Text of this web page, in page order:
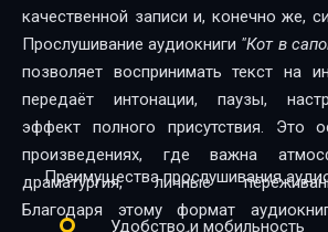
качественной записи и, конечно же,
Прослушивание аудиокниги "Кот в
позволяет воспринимать текст на
передаёт интонации, паузы,
эффект полного присутствия. Это
произведениях, где важна
драматургия, личные
Благодаря этому формат
Преимущества прослушивания
Удобство и мобильность